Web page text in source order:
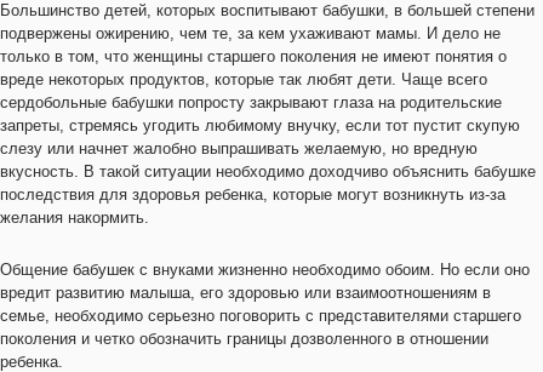
Большинство детей, которых воспитывают бабушки, в большей степени
подвержены ожирению, чем те, за кем ухаживают мамы. И дело не
только в том, что женщины старшего поколения не имеют понятия о
вреде некоторых продуктов, которые так любят дети. Чаще всего
сердобольные бабушки попросту закрывают глаза на родительские
запреты, стремясь угодить любимому внучку, если тот пустит скупую
слезу или начнет жалобно выпрашивать желаемую, но вредную
вкусность. В такой ситуации необходимо доходчиво объяснить бабушке
последствия для здоровья ребенка, которые могут возникнуть из-за
желания накормить.
Общение бабушек с внуками жизненно необходимо обоим. Но если оно
вредит развитию малыша, его здоровью или взаимоотношениям в
семье, необходимо серьезно поговорить с представителями старшего
поколения и четко обозначить границы дозволенного в отношении
ребенка.